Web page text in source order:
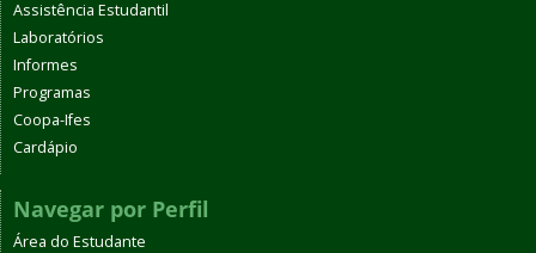
Assistência Estudantil
Laboratórios
Informes
Programas
Coopa-Ifes
Cardápio
Navegar por Perfil
Área do Estudante